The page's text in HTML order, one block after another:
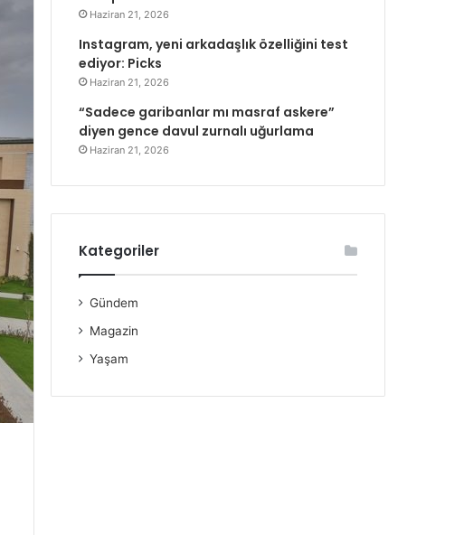
Haziran 21, 2026
Instagram, yeni arkadaşlık özelliğini test
ediyor: Picks
Haziran 21, 2026
“Sadece garibanlar mı masraf askere”
diyen gence davul zurnalı uğurlama
Haziran 21, 2026
Kategoriler
Gündem
Magazin
Yaşam